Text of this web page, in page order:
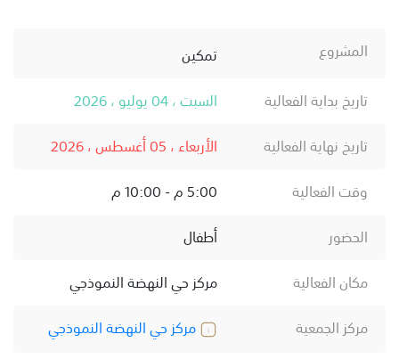
المشروع
تمكين
تاريخ بداية الفعالية
السبت ، 04 يوليو ، 2026
تاريخ نهاية الفعالية
الأربعاء ، 05 أغسطس ، 2026
وقت الفعالية
5:00 م - 10:00 م
الحضور
أطفال
مكان الفعالية
مركز حي النهضة النموذجي
مركز الجمعية
مركز حي النهضة النموذجي